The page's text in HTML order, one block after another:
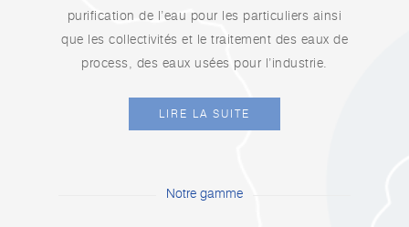
purification de l’eau pour les particuliers ainsi
que les collectivités et le traitement des eaux de
process, des eaux usées pour l’industrie.
LIRE LA SUITE
Notre gamme